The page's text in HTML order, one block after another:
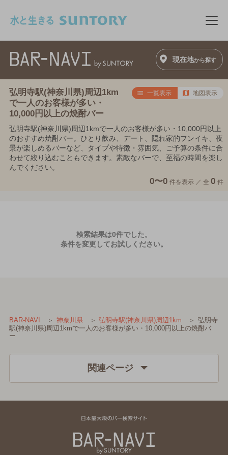
メ
現在地から探す
弘明寺駅(神奈川県)周辺1km
で一人のお客様が多い・
10,000円以上の焼酎バー
一覧表示 地図表示
弘明寺駅(神奈川県)周辺1kmで一人のお客様が多い・10,000円以上
のおすすめ焼酎バー。ひとり飲み、デート、隠れ家的フンイキ、夜
景が楽しめるバーなど、タイプや特徴・雰囲気、ご予算の条件に合
わせて絞り込むこともできます。素敵なバーで、至福の時間を楽し
んでください。
0〜0 件を表示 ／ 全 0 件
検索結果は0件でした。
条件を変更してお試しください。
BAR-NAVI 神奈川県 弘明寺駅(神奈川県)周辺1km
弘明寺
駅(神奈川県)周辺1kmで一人のお客様が多い・10,000円以上の焼酎バ
ー
関連ページ